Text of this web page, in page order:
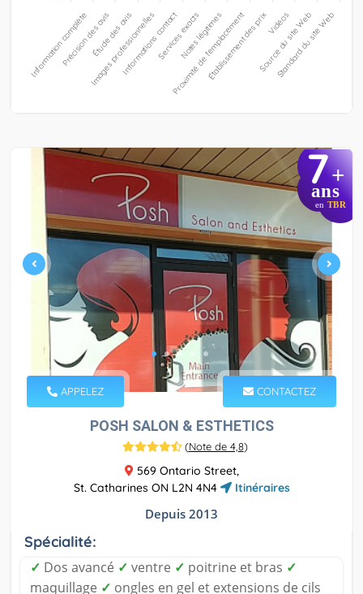
7+
ans
en TBR
APPELEZ CONTACTEZ
POSH SALON & ESTHETICS
(Note de 4,8)
569 Ontario Street,
St. Catharines ON L2N 4N4
Itinéraires
Depuis 2013
Spécialité:
✓ Dos avancé ✓ ventre ✓ poitrine et bras ✓
maquillage ✓ ongles en gel et extensions de cils